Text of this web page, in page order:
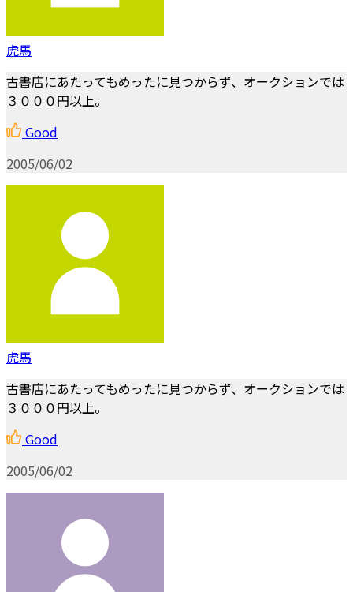
虎馬
古書店にあたってもめったに見つからず、オークションでは
３０００円以上。
Good
2005/06/02
虎馬
古書店にあたってもめったに見つからず、オークションでは
３０００円以上。
Good
2005/06/02